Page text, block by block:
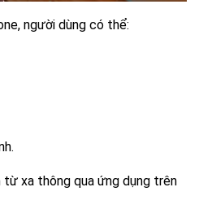
người dùng có thể:
xa thông qua ứng dụng trên